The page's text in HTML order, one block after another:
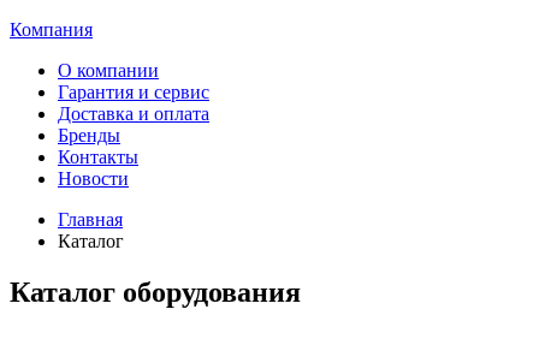
Компания
О компании
Гарантия и сервис
Доставка и оплата
Бренды
Контакты
Новости
Главная
Каталог
Каталог оборудования